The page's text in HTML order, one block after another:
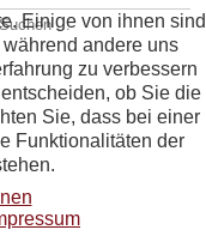
Einige von ihnen sind
andere uns
zu verbessern
ob Sie die
Sie, dass bei einer
Funktionalitäten der